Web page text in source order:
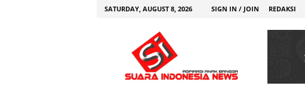
SATURDAY, AUGUST 8, 2026 SIGN IN / JOIN REDAKSI